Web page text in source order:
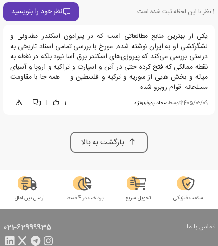
1نظر تا این لحظه ثبت شده است نظر خود را بنویسید
یکی از بهترین منابع مطالعاتی است که در پیرامون اسکندر مقدونی و
لشگرکشی او به ایران نوشته شده. مورخ با بررسی تمامی اسناد تاریخی به
درستی بررسی می‌کند که پیروزی‌های اسکندر برق آسا نبود بلکه در نقطه به
نقطه ممالکی که فتح کرده حتی در آتن و اسپارت و تراکیه و اروپا و آسیای
میانه و بخش هایی از سوریه و ترکیه و فلسطین و.... همه جا با مقاومت
مسلحانه اقوام روبرو شده.
1405/02/09
|توسطسجاد پورفریونژاد 1
|
|
بازگشت به بالا
سلامت فیزیکی تحویل سریع پرداخت در 4 قسط ارسال بین‌الملل
تماس با ما 021-62999935